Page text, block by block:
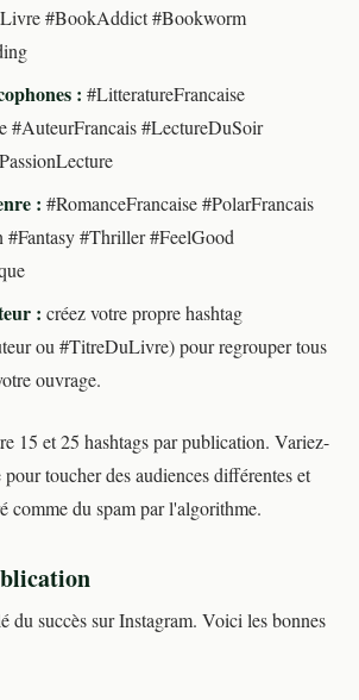
#BookAddict #Bookworm
: #LitteratureFrancaise
#AuteurFrancais #LectureDuSoir
: #RomanceFrancaise #PolarFrancais
#Fantasy #Thriller #FeelGood
: créez votre propre hashtag
ou #TitreDuLivre) pour regrouper tous
ouvrage.
15 et 25 hashtags par publication. Variez-
toucher des audiences différentes et
comme du spam par l'algorithme.
du succès sur Instagram. Voici les bonnes